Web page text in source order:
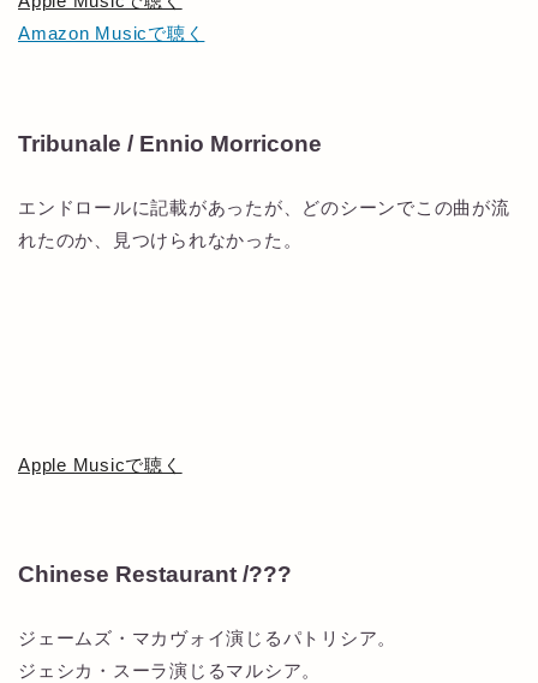
Amazon Musicで聴く
Tribunale / Ennio Morricone
エンドロールに記載があったが、どのシーンでこの曲が流
れたのか、見つけられなかった。
Apple Musicで聴く
Chinese Restaurant /???
ジェームズ・マカヴォイ演じるパトリシア。
ジェシカ・スーラ演じるマルシア。